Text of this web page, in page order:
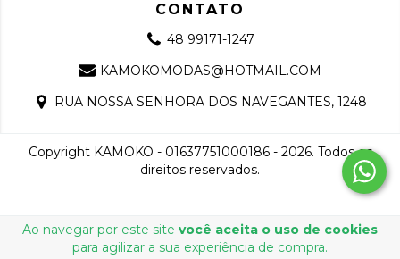
Ao navegar por este site você aceita o uso de cookies
para agilizar a sua experiência de compra.
CONTATO
48 99171-1247
KAMOKOMODAS@HOTMAIL.COM
RUA NOSSA SENHORA DOS NAVEGANTES, 1248
Copyright KAMOKO - 01637751000186 - 2026. Todos os
direitos reservados.